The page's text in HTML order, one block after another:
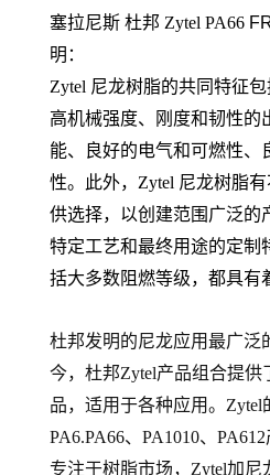
塞拉尼斯 杜邦 Zytel PA66
明：
Zytel 尼龙树脂的共同特征
高机械强度、刚度和韧性的
能、良好的电气和可燃性、
性。此外，Zytel 尼龙树脂
供选择，以创建范围广泛的
特定工艺和最终用途的定制
括大多数阻燃等级，都具有
杜邦发明的尼龙应用最广泛
今，杜邦Zytel产品组合提供
品，适用于各种应用。Zytel
PA6.PA66、PA1010、
专注于树脂市场，Zytel加